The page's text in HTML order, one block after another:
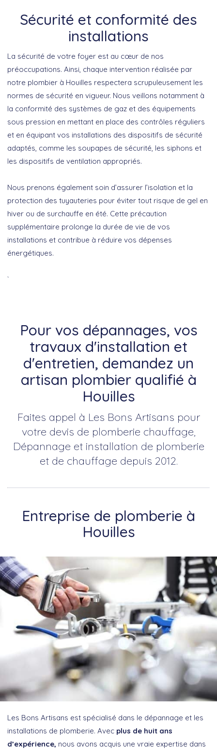
Sécurité et conformité des
installations
La sécurité de votre foyer est au cœur de nos
préoccupations. Ainsi, chaque intervention réalisée par
notre plombier à Houilles respectera scrupuleusement les
normes de sécurité en vigueur. Nous veillons notamment à
la conformité des systèmes de gaz et des équipements
sous pression en mettant en place des contrôles réguliers
et en équipant vos installations des dispositifs de sécurité
adaptés, comme les soupapes de sécurité, les siphons et
les dispositifs de ventilation appropriés.
Nous prenons également soin d’assurer l’isolation et la
protection des tuyauteries pour éviter tout risque de gel en
hiver ou de surchauffe en été. Cette précaution
supplémentaire prolonge la durée de vie de vos
installations et contribue à réduire vos dépenses
énergétiques.
`
Pour vos dépannages, vos
travaux d'installation et
d'entretien, demandez un
artisan plombier qualifié à
Houilles
Faites appel à Les Bons Artisans pour
votre devis de plomberie chauffage,
Dépannage et installation de plomberie
et de chauffage depuis 2012.
Entreprise de plomberie à
Houilles
Les Bons Artisans est spécialisé dans le dépannage et les
installations de plomberie. Avec plus de huit ans
d’expérience, nous avons acquis une vraie expertise dans